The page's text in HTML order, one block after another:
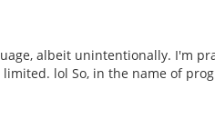
albeit unintentionally. I'm
lol So, in the name of